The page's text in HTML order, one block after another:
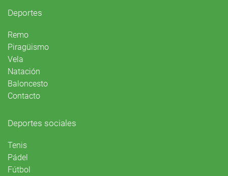
Deportes
Remo
Piragüismo
Vela
Natación
Baloncesto
Contacto
Deportes sociales
Tenis
Pádel
Fútbol